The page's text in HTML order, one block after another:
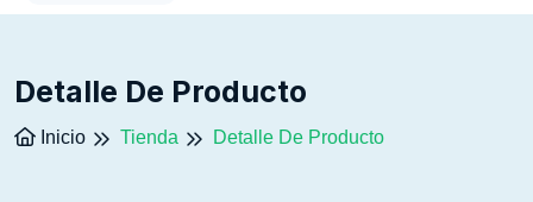
Detalle De Producto
Inicio Tienda Detalle De Producto